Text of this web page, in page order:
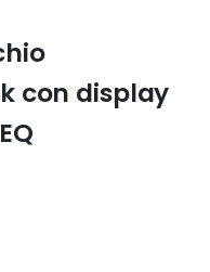
con display